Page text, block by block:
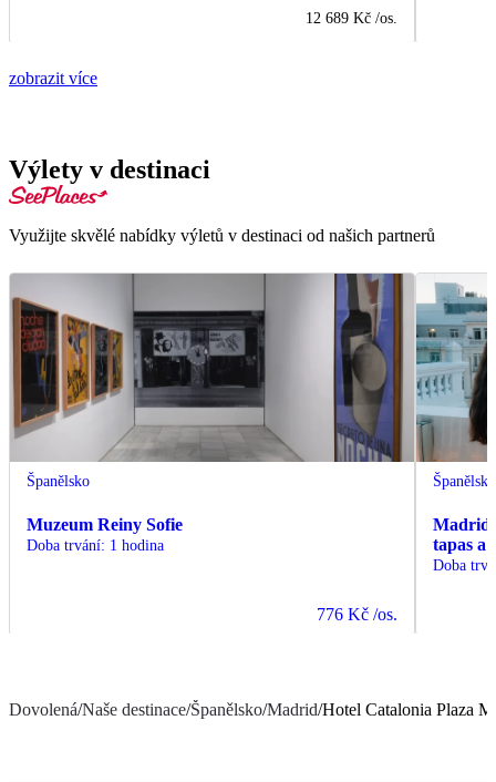
12 689 Kč /os.
zobrazit více
Výlety v destinaci
Využijte skvělé nabídky výletů v destinaci od našich partnerů
Španělsko
Muzeum Reiny Sofie
Doba trvání: 1 hodina
776 Kč /os.
Španělsko
Madrid:
tapas a
Doba
Dovolená/Naše destinace/Španělsko/Madrid/Hotel Catalonia Plaza